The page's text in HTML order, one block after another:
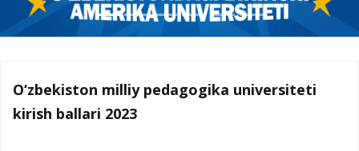
O‘zbekiston milliy pedagogika universiteti
kirish ballari 2023